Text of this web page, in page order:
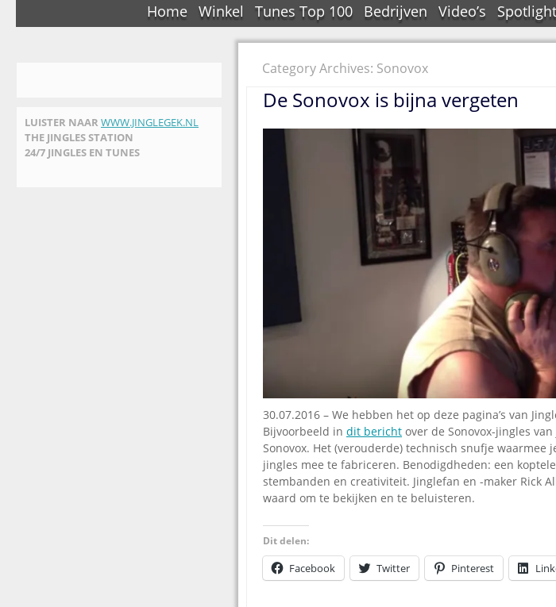
Home Winkel Tunes Top 100 Bedrijven Video’s
Spotlight
De
Dallas
De
Ferry
Ferry
Jingle
Jingle
Vaak
LUISTER NAAR WWW.JINGLEGEK.NL
THE JINGLES STATION
24/7 JINGLES EN TUNES
Category Archives: Sonovox
De Sonovox is bijna vergeten
30.07.2016 – We hebben het op deze pagina’s van
Bijvoorbeeld in dit bericht over de Sonovox-jingles
Sonovox. Het (verouderde) technisch snufje waarmee
jingles mee te fabriceren. Benodigdheden: een
stembanden en creativiteit. Jinglefan en -maker Rick
waard om te bekijken en te beluisteren.
Dit delen:
Facebook Twitter Pinterest